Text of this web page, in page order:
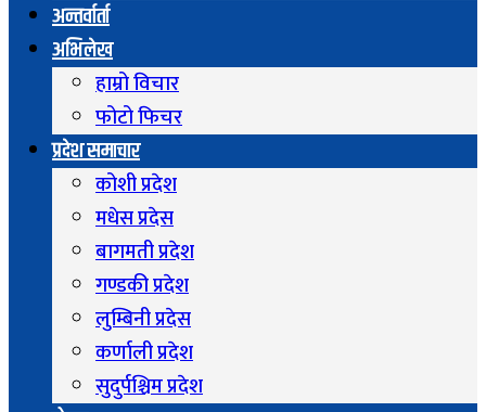
अन्तर्वार्ता
अभिलेख
हाम्रो विचार
फोटो फिचर
प्रदेश समाचार
कोशी प्रदेश
मधेस प्रदेस
बागमती प्रदेश
गण्डकी प्रदेश
लुम्बिनी प्रदेस
कर्णाली प्रदेश
सुदुर्पश्चिम प्रदेश